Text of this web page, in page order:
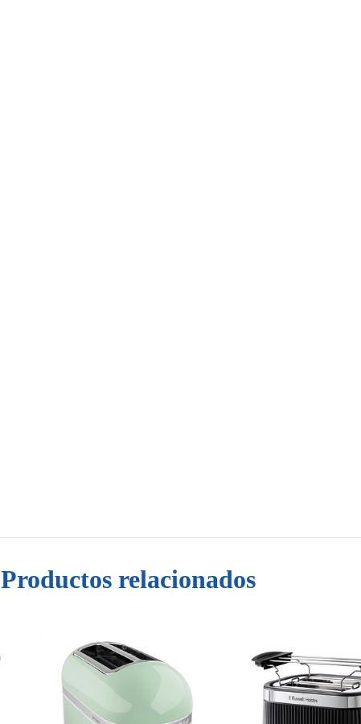
Productos relacionados